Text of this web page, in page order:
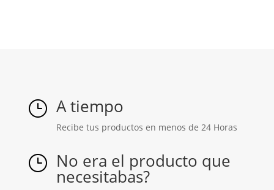
} A tiempo
Recibe tus productos en menos de 24 Horas
} No era el producto que
necesitabas?